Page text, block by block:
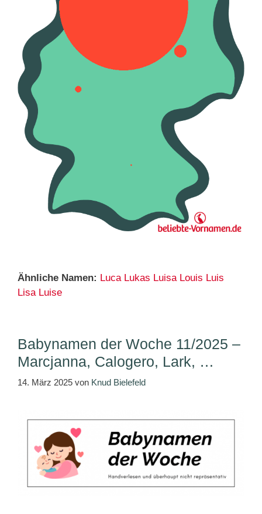
Ähnliche Namen: Luca Lukas Luisa Louis Luis
Lisa Luise
Babynamen der Woche 11/2025 –
Marcjanna, Calogero, Lark, …
14. März 2025 von Knud Bielefeld